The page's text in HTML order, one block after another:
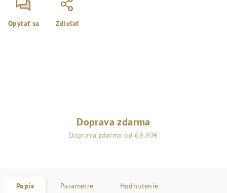
Opýtať sa Zdieľať
Doprava zdarma
Doprava zdarma od 69,90€
Popis Parametre Hodnotenie